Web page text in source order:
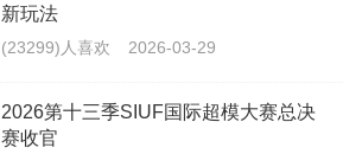
新玩法
(23299)人喜欢 2026-03-29
2026第十三季SIUF国际超模大赛总决
赛收官